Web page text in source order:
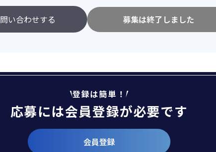
問い合わせする 募集は終了しました
登録は簡単！
応募には会員登録が必要です
会員登録